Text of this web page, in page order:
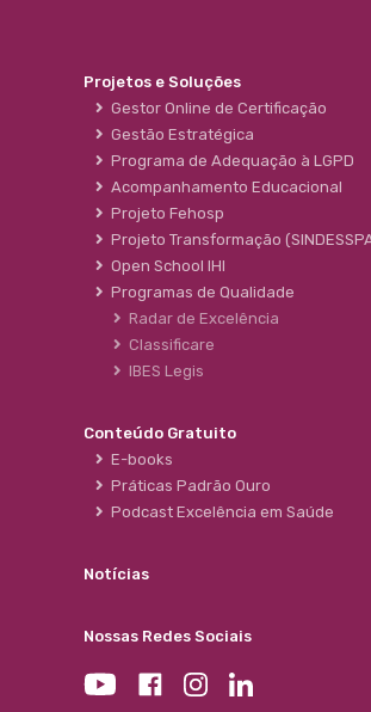
Projetos e Soluções
Gestor Online de Certificação
Gestão Estratégica
Programa de Adequação à LGPD
Acompanhamento Educacional
Projeto Fehosp
Projeto Transformação
Open School IHI
Programas de Qualidade
Radar de Excelência
Classificare
IBES Legis
Conteúdo Gratuito
E-books
Práticas Padrão Ouro
Podcast Excelência em Saúde
Notícias
Nossas Redes Sociais